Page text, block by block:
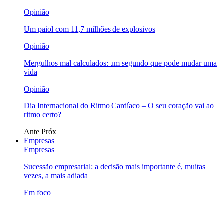
Opinião
Um paiol com 11,7 milhões de explosivos
Opinião
Mergulhos mal calculados: um segundo que pode mudar uma
vida
Opinião
Dia Internacional do Ritmo Cardíaco – O seu coração vai ao
ritmo certo?
Ante Próx
Empresas
Empresas
Sucessão empresarial: a decisão mais importante é, muitas
vezes, a mais adiada
Em foco